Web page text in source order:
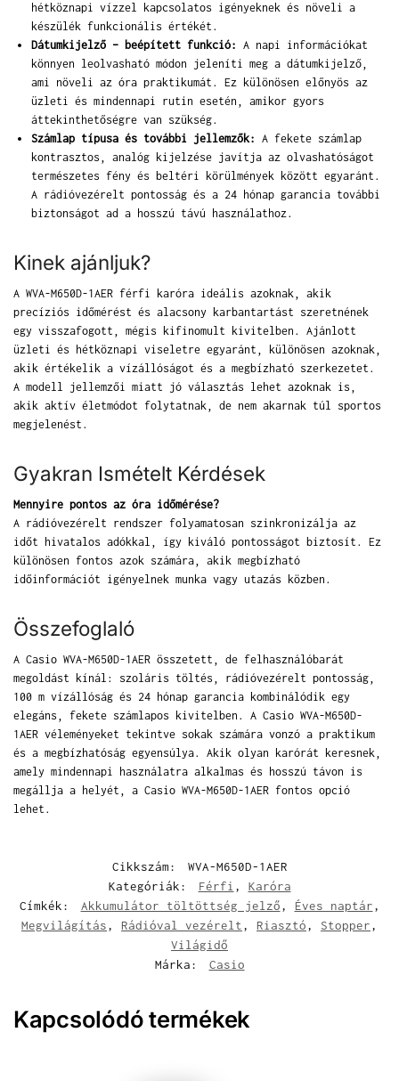
hétköznapi vízzel kapcsolatos igényeknek és növeli a
készülék funkcionális értékét.
Dátumkijelző – beépített funkció: A napi információkat
könnyen leolvasható módon jeleníti meg a dátumkijelző,
ami növeli az óra praktikumát. Ez különösen előnyös az
üzleti és mindennapi rutin esetén, amikor gyors
áttekinthetőségre van szükség.
Számlap típusa és további jellemzők: A fekete számlap
kontrasztos, analóg kijelzése javítja az olvashatóságot
természetes fény és beltéri körülmények között egyaránt.
A rádióvezérelt pontosság és a 24 hónap garancia további
biztonságot ad a hosszú távú használathoz.
Kinek ajánljuk?
A WVA-M650D-1AER férfi karóra ideális azoknak, akik
precíziós időmérést és alacsony karbantartást szeretnének
egy visszafogott, mégis kifinomult kivitelben. Ajánlott
üzleti és hétköznapi viseletre egyaránt, különösen azoknak,
akik értékelik a vízállóságot és a megbízható szerkezetet.
A modell jellemzői miatt jó választás lehet azoknak is,
akik aktív életmódot folytatnak, de nem akarnak túl sportos
megjelenést.
Gyakran Ismételt Kérdések
Mennyire pontos az óra időmérése?
A rádióvezérelt rendszer folyamatosan szinkronizálja az
időt hivatalos adókkal, így kiváló pontosságot biztosít. Ez
különösen fontos azok számára, akik megbízható
időinformációt igényelnek munka vagy utazás közben.
Összefoglaló
A Casio WVA-M650D-1AER összetett, de felhasználóbarát
megoldást kínál: szoláris töltés, rádióvezérelt pontosság,
100 m vízállóság és 24 hónap garancia kombinálódik egy
elegáns, fekete számlapos kivitelben. A Casio WVA-M650D-
1AER véleményeket tekintve sokak számára vonzó a praktikum
és a megbízhatóság egyensúlya. Akik olyan karórát keresnek,
amely mindennapi használatra alkalmas és hosszú távon is
megállja a helyét, a Casio WVA-M650D-1AER fontos opció
lehet.
Cikkszám:
WVA-M650D-1AER
Kategóriák:
Férfi , Karóra
Címkék:
Akkumulátor töltöttség jelző, Éves naptár,
Megvilágítás, Rádióval vezérelt, Riasztó, Stopper,
Világidő
Márka:
Casio
Kapcsolódó termékek